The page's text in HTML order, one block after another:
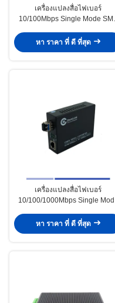
เครื่องแปลงสื่อไฟเบอร์
10/100Mbps Single Mode SMF
หา ราคา ที่ ดี ที่สุด
เครื่องแปลงสื่อไฟเบอร์
10/100/1000Mbps Single Mode
40KM
หา ราคา ที่ ดี ที่สุด